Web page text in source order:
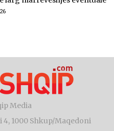
Media
4, 1000 Shkup/Maqedoni